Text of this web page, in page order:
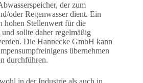
der zum
oder Regenwasser dient. Ein
hohen Stellenwert für die
sollte daher regelmäßig
Die Hannecke GmbH kann
übernehmen
durchführen.
in der Industrie als auch in